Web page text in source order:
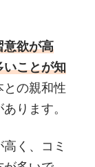
意欲が高
いことが知
の親和性
ります。
く、コミ